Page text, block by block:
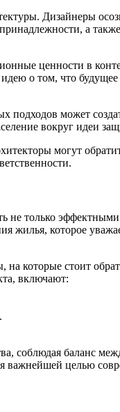
Дизайнеры
а
ценности в
о том, что
подходов может
вокруг идеи
могут
не только
жилья, которое
на которые стоит
включают:
соблюдая баланс
важнейшей целью